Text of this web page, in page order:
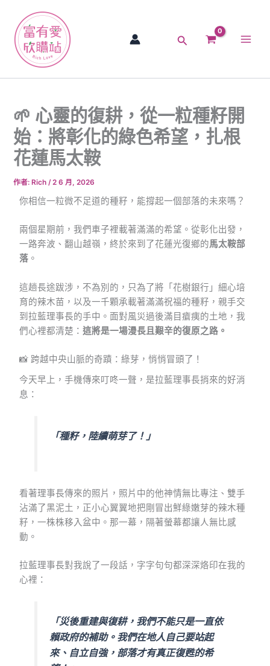
容
搜
🌱 心靈的復耕，從一粒種籽開
始：將彰化的綠色希望，扎根
花蓮馬太鞍
作者: Rich/2 6 月, 2026
你相信一粒微不足道的種籽，能撐起一個部落的未來嗎？
兩個星期前，我們車子裡載著滿滿的希望。從彰化出發，
一路奔波、翻山越嶺，終於來到了花蓮光復鄉的馬太鞍部
落 。
這趟長途跋涉，不為別的，只為了將「花樹銀行」細心培
育的辣木苗，以及一千顆承載著滿滿祝福的種籽，親手交
到拉藍理事長的手中。面對風災過後滿目瘡痍的土地，我
們心裡都清楚：這將是一場漫長且艱辛的復原之路。
📸 跨越中央山脈的奇蹟：綠芽，悄悄冒頭了！
今天早上，手機傳來叮咚一聲，是拉藍理事長捎來的好消
息：
「種籽，陸續萌芽了！」
看著理事長傳來的照片，照片中的他神情無比專注、雙手
沾滿了黑泥土，正小心翼翼地把剛冒出鮮綠嫩芽的辣木種
籽，一株株移入盆中。那一幕，隔著螢幕都讓人無比感
動。
拉藍理事長對我說了一段話，字字句句都深深烙印在我的
心裡：
「災後重建與復耕，我們不能只是一直依
賴政府的補助。我們在地人自己要站起
來、自立自強，部落才有真正復甦的希